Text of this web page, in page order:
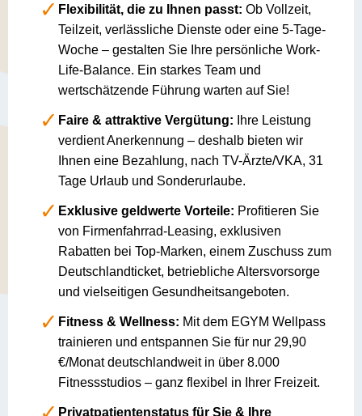
Flexibilität, die zu Ihnen passt: Ob Vollzeit,
Teilzeit, verlässliche Dienste oder eine 5-Tage-
Woche – gestalten Sie Ihre persönliche Work-
Life-Balance. Ein starkes Team und
wertschätzende Führung warten auf Sie!
Faire & attraktive Vergütung:
Ihre Leistung
verdient Anerkennung – deshalb bieten wir
Ihnen eine Bezahlung, nach TV-Ärzte/VKA, 31
Tage Urlaub und Sonderurlaube.
Exklusive geldwerte Vorteile: Profitieren Sie
von Firmenfahrrad-Leasing, exklusiven
Rabatten bei Top-Marken, einem Zuschuss zum
Deutschlandticket, betriebliche Altersvorsorge
und vielseitigen Gesundheitsangeboten.
Fitness & Wellness: Mit dem EGYM Wellpass
trainieren und entspannen Sie für nur 29,90
€/Monat deutschlandweit in über 8.000
Fitnessstudios – ganz flexibel in Ihrer Freizeit.
Privatpatientenstatus für Sie & Ihre